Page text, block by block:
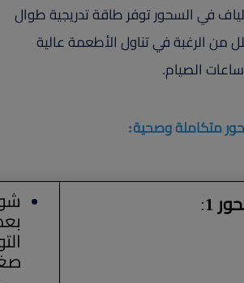
في السحور توفر طاقة تدريجية طوال
من الرغبة في تناول الأطعمة عالية
الصيام.
1
: